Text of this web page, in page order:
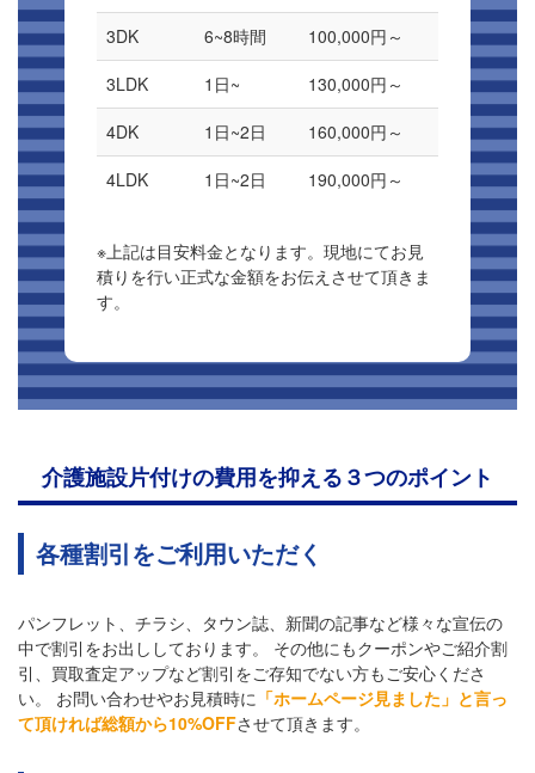
3DK
6~8時間
100,000円～
3LDK
1日~
130,000円～
4DK
1日~2日
160,000円～
4LDK
1日~2日 190,000円～
※上記は目安料金となります。現地にてお見
積りを行い正式な金額をお伝えさせて頂きま
す。
介護施設片付けの費用を抑える３つのポイント
各種割引をご利用いただく
パンフレット、チラシ、タウン誌、新聞の記事など様々な宣伝の
中で割引をお出ししております。 その他にもクーポンやご紹介割
引、買取査定アップなど割引をご存知でない方もご安心くださ
い。 お問い合わせやお見積時に 「ホームページ見ました」と言っ
て頂ければ総額から10%OFFさせて頂きます。